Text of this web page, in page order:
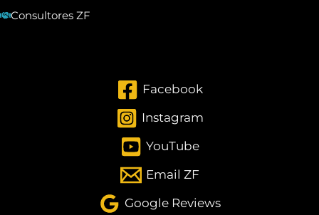
Consultores ZF
Facebook
Instagram
YouTube
Email ZF
Google Reviews